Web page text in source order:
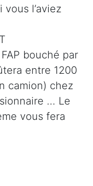
l’aviez
bouché par
entre 1200
camion) chez
… Le
vous fera